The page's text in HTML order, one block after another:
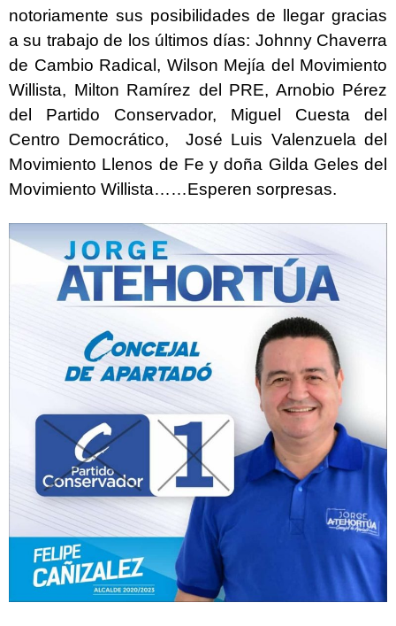
notoriamente sus posibilidades de llegar gracias
a su trabajo de los últimos días: Johnny Chaverra
de Cambio Radical, Wilson Mejía del Movimiento
Willista, Milton Ramírez del PRE, Arnobio Pérez
del Partido Conservador, Miguel Cuesta del
Centro Democrático, José Luis Valenzuela del
Movimiento Llenos de Fe y doña Gilda Geles del
Movimiento Willista……Esperen sorpresas.